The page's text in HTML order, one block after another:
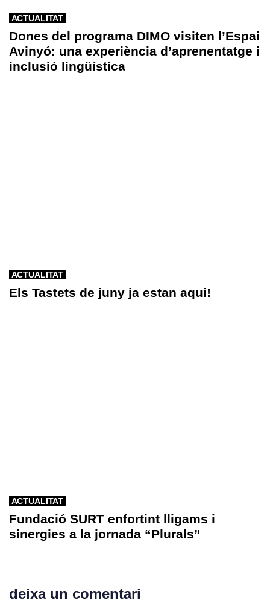
ACTUALITAT
Dones del programa DIMO visiten l’Espai
Avinyó: una experiència d’aprenentatge i
inclusió lingüística
ACTUALITAT
Els Tastets de juny ja estan aqui!
ACTUALITAT
Fundació SURT enfortint lligams i
sinergies a la jornada “Plurals”
deixa un comentari